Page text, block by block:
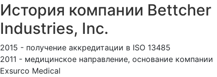
История компании Bettcher
Industries, Inc.
2015 - получение аккредитации в ISO 13485
2011 - медицинское направление, основание компании
Exsurco Medical